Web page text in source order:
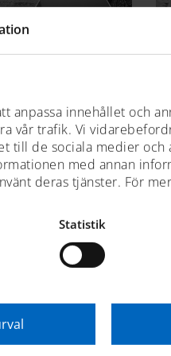
anpassa innehållet och
vår trafik. Vi
till de sociala medier och
med annan
deras tjänster. För
Statistik
SMMTF